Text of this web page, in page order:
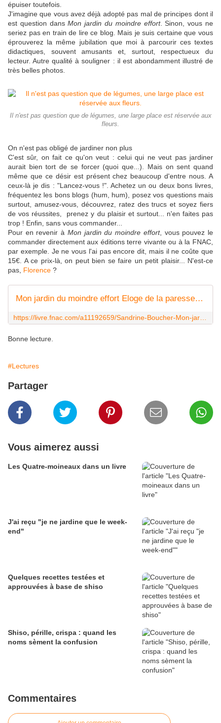
épuiser toutefois.
J'imagine que vous avez déjà adopté pas mal de principes dont il
est question dansMon jardin du moindre effort. Sinon, vous ne
seriez pas en train de lire ce blog. Mais je suis certaine que vous
éprouverez la même jubilation que moi à parcourir ces textes
didactiques, souvent amusants et, surtout, respectueux du
lecteur. Autre qualité à souligner : il est abondamment illustré de
très belles photos.
Il n'est pas question que de légumes, une large place est réservée aux
fleurs.
On n'est pas obligé de jardiner non plus
C'est sûr, on fait ce qu'on veut : celui qui ne veut pas jardiner
aurait bien tort de se forcer (quoi que...). Mais on sent quand
même que ce désir est présent chez beaucoup d'entre nous. A
ceux-là je dis : "Lancez-vous !". Achetez un ou deux bons livres,
fréquentez les bons blogs (hum, hum), posez vos questions mais
surtout, amusez-vous, découvrez, ratez des trucs et soyez fiers
de vos réussites, prenez y du plaisir et surtout... n'en faites pas
trop ! Enfin, sans vous commander...
Pour en revenir à Mon jardin du moindre effort, vous pouvez le
commander directement aux éditions terre vivante ou à la FNAC,
par exemple. Je ne vous l'ai pas encore dit, mais il ne coûte que
15€. A ce prix-là, on peut bien se faire un petit plaisir... N'est-ce
pas, Florence ?
Mon jardin du moindre effort Eloge de la paresse productive - broché - Sandrine Boucher, Alban Delacour - Achat Livre - Achat & prix | fnac
Bonne lecture.
#Lectures
Partager
Vous aimerez aussi
Les Quatre-moineaux dans un livre
J'ai reçu "je ne jardine que le week-
end"
Quelques recettes testées et
approuvées à base de shiso
Shiso, pérille, crispa : quand les
noms sèment la confusion
Commentaires